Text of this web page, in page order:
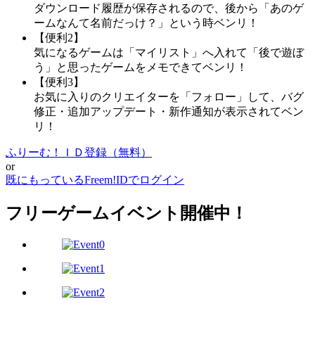
ダウンロード履歴が保存されるので、後から「あのゲ
ームなんて名前だっけ？」という時ベンリ！
【便利2】
気になるゲームは「マイリスト」へ入れて「後で遊ぼ
う」と思ったゲームをメモできてベンリ！
【便利3】
お気に入りのクリエイターを「フォロー」して、バグ
修正・追加アップデート・新作通知が表示されてベン
リ！
ふりーむ！ＩＤ登録（無料）
or
既にもっているFreem!IDでログイン
フリーゲームイベント開催中！